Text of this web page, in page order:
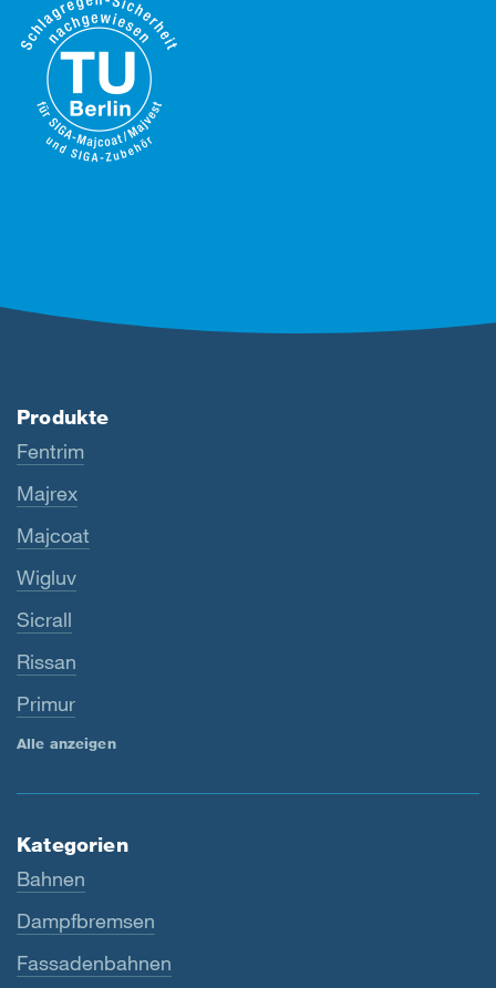
Produkte
Fentrim
Majrex
Majcoat
Wigluv
Sicrall
Rissan
Primur
Alle anzeigen
Kategorien
Bahnen
Dampfbremsen
Fassadenbahnen